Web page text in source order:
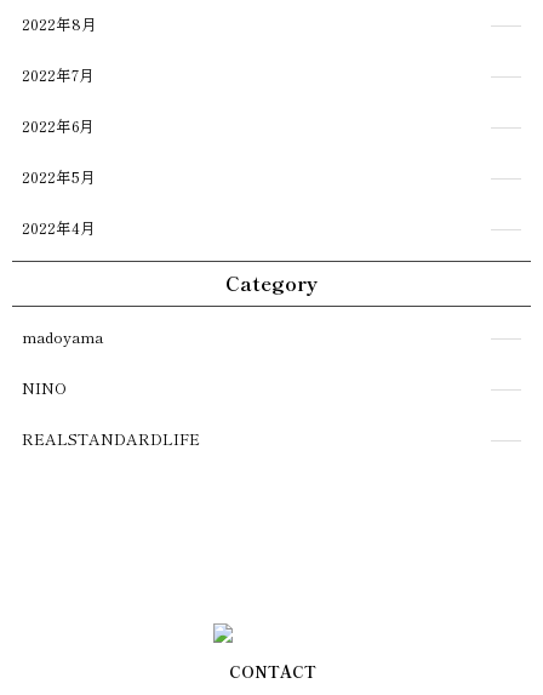
2022年8月
2022年7月
2022年6月
2022年5月
2022年4月
Category
madoyama
NINO
REALSTANDARDLIFE
CONTACT